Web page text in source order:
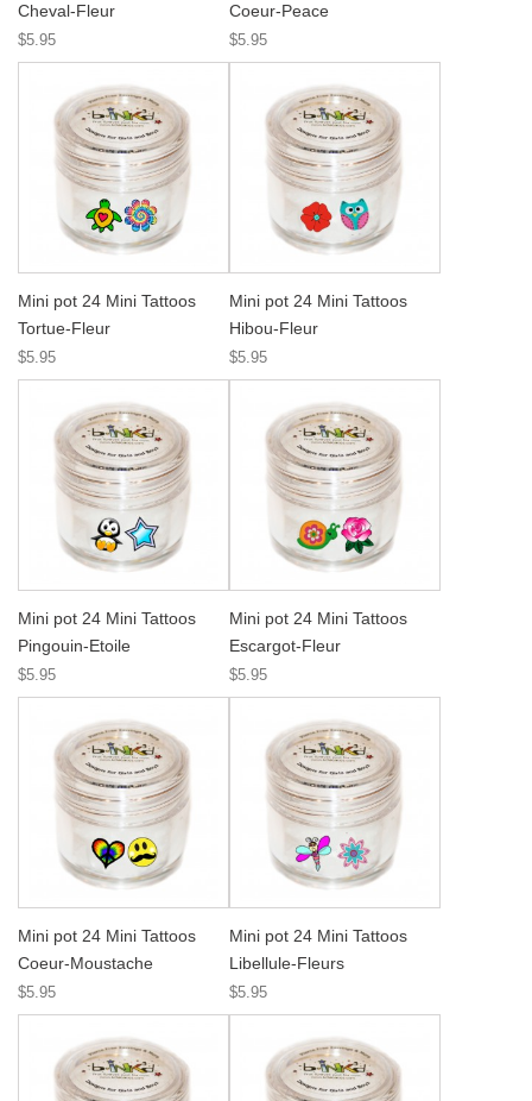
Cheval-Fleur
$5.95
Coeur-Peace
$5.95
Mini pot 24 Mini Tattoos
Tortue-Fleur
$5.95
Mini pot 24 Mini Tattoos
Hibou-Fleur
$5.95
Mini pot 24 Mini Tattoos
Pingouin-Etoile
$5.95
Mini pot 24 Mini Tattoos
Escargot-Fleur
$5.95
Mini pot 24 Mini Tattoos
Coeur-Moustache
$5.95
Mini pot 24 Mini Tattoos
Libellule-Fleurs
$5.95